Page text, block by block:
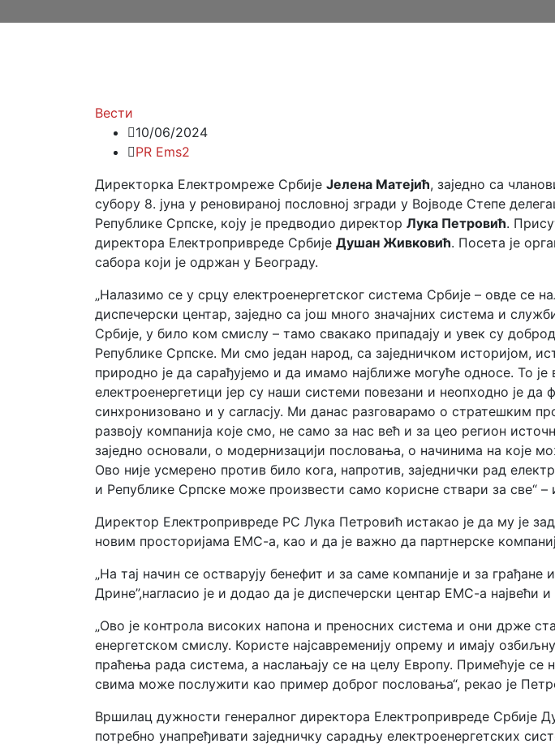
Вести
10/06/2024
PR Ems2
Директорка Електромреже Србије Јелена Матејић, заједно са
субору 8. јуна у реновираној пословној згради у Војводе Степе
Републике Српске, коју је предводио директор Лука Петровић.
директора Електропривреде Србије Душан Живковић. Посета је
сабора који је одржан у Београду.
„Налазимо се у срцу електроенергетског система Србије – овде се
диспечерски центар, заједно са још много значајних система и
Србије, у било ком смислу – тамо свакако припадају и увек су
Републике Српске. Ми смо један народ, са заједничком историјом,
природно је да сарађујемо и да имамо најближе могуће односе. То
електроенергетици јер су наши системи повезани и неопходно је да
синхронизовано и у сагласју. Ми данас разговарамо о стратешким
развоју компанија које смо, не само за нас већ и за цео регион
заједно основали, о модернизацији пословања, о начинима на које
Ово није усмерено против било кога, напротив, заједнички рад
и Републике Српске може произвести само корисне ствари за све“ –
Директор Електропривреде РС Лука Петровић истакао је да му је
новим просторијама ЕМС-а, као и да је важно да партнерске
„На тај начин се остварују бенефит и за саме компаније и за грађане
Дрине”,нагласио је и додао да је диспечерски центар ЕМС-а највећи
„Ово је контрола високих напона и преносних система и они држе
енергетском смислу. Користе најсавременију опрему и имају
праћења рада система, а наслањају се на целу Европу. Примећује се
свима може послужити као пример доброг пословања“, рекао је
Вршилац дужности генералног директора Електропривреде Србије
потребно унапређивати заједничку сарадњу електроенергетских